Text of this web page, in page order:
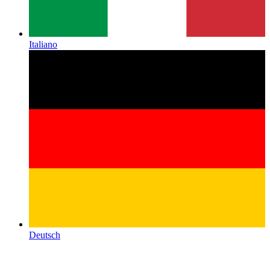
Italiano
Deutsch